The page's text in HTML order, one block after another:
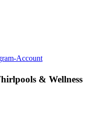
Account
& Wellness